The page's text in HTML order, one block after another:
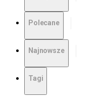
Polecane
Najnowsze
Tagi